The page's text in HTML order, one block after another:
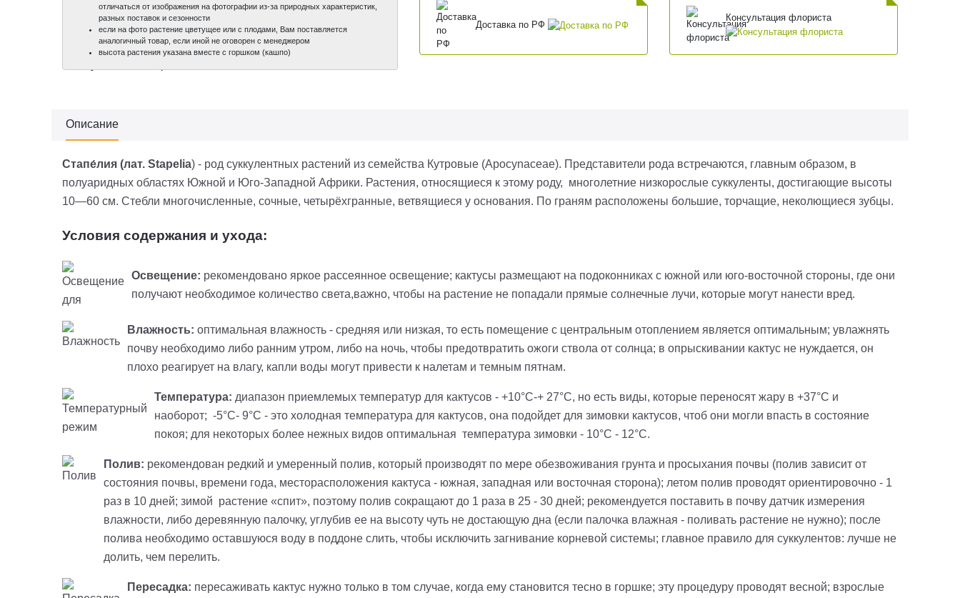
100%
100%
100%
отличаться от изображения на фотографии из-за природных характеристик,
разных поставок и сезонности
если на фото растение цветущее или с плодами, Вам поставляется
аналогичный товар, если иной не оговорен с менеджером
высота растения указана вместе с горшком (кашпо)
Доставка по РФ
Консультация флориста
Описание
Стапе́лия (лат. Stapelia) - род суккулентных растений из семейства Кутровые (Apocynaceae). Представители рода встречаются, главным образом, в
полуаридных областях Южной и Юго-Западной Африки. Растения, относящиеся к этому роду, многолетние низкорослые суккуленты, достигающие высоты
10—60 см. Стебли многочисленные, сочные, четырёхгранные, ветвящиеся у основания. По граням расположены большие, торчащие, неколющиеся зубцы.
Условия содержания и ухода:
Освещение: рекомендовано яркое рассеянное освещение; кактусы размещают на подоконниках с южной или юго-восточной стороны, где они
получают необходимое количество света,важно, чтобы на растение не попадали прямые солнечные лучи, которые могут нанести вред.
Влажность: оптимальная влажность - средняя или низкая, то есть помещение с центральным отоплением является оптимальным; увлажнять
почву необходимо либо ранним утром, либо на ночь, чтобы предотвратить ожоги ствола от солнца; в опрыскивании кактус не нуждается, он
плохо реагирует на влагу, капли воды могут привести к налетам и темным пятнам.
Температура: диапазон приемлемых температур для кактусов - +10°C-+ 27°C, но есть виды, которые переносят жару в +37°C и
наоборот; -5°C- 9°C - это холодная температура для кактусов, она подойдет для зимовки кактусов, чтоб они могли впасть в состояние
покоя; для некоторых более нежных видов оптимальная температура зимовки - 10°C - 12°C.
Полив: рекомендован редкий и умеренный полив, который производят по мере обезвоживания грунта и просыхания почвы (полив зависит от
состояния почвы, времени года, месторасположения кактуса - южная, западная или восточная сторона); летом полив проводят ориентировочно - 1
раз в 10 дней; зимой растение «спит», поэтому полив сокращают до 1 раза в 25 - 30 дней; рекомендуется поставить в почву датчик измерения
влажности, либо деревянную палочку, углубив ее на высоту чуть не достающую дна (если палочка влажная - поливать растение не нужно); после
полива необходимо оставшуюся воду в поддоне слить, чтобы исключить загнивание корневой системы; главное правило для суккулентов: лучше не
долить, чем перелить.
Пересадка: пересаживать кактус нужно только в том случае, когда ему становится тесно в горшке; эту процедуру проводят весной; взрослые